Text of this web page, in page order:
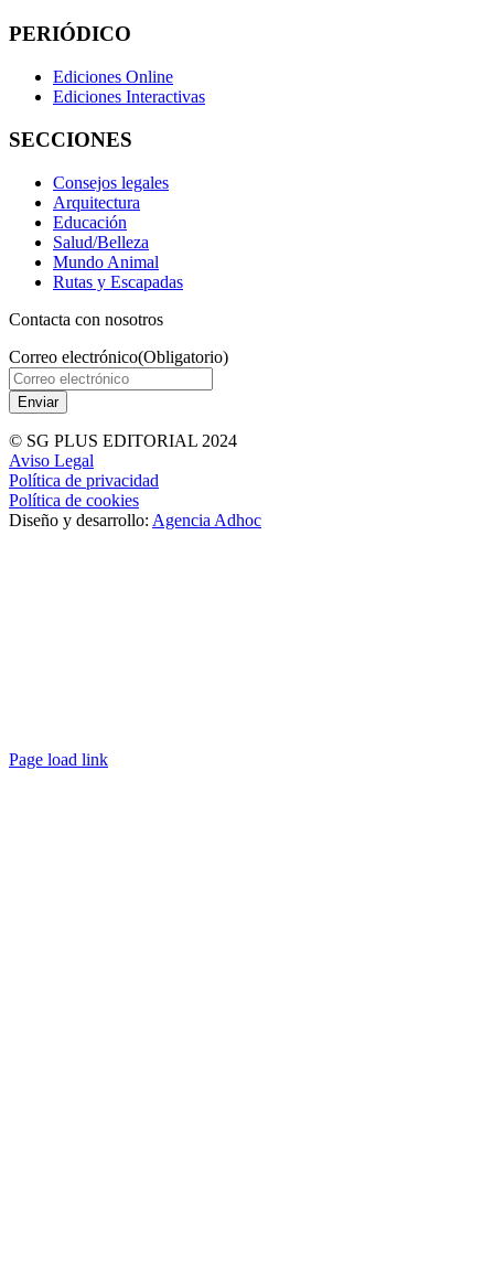
PERIÓDICO
Ediciones Online
Ediciones Interactivas
SECCIONES
Consejos legales
Arquitectura
Educación
Salud/Belleza
Mundo Animal
Rutas y Escapadas
Contacta con nosotros
Correo electrónico(Obligatorio)
© SG PLUS EDITORIAL 2024
Aviso Legal
Política de privacidad
Política de cookies
Diseño y desarrollo: Agencia Adhoc
Page load link